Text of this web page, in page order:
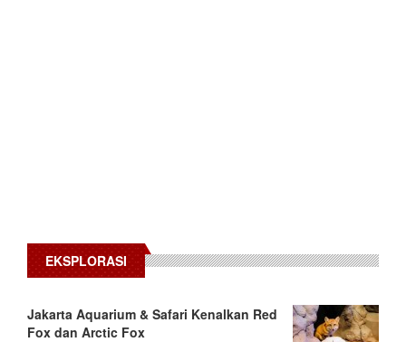
EKSPLORASI
Jakarta Aquarium & Safari Kenalkan Red
Fox dan Arctic Fox